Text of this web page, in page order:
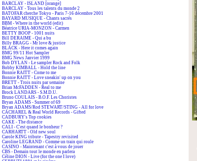
BARCLAY - ISLAND [orange]
BARCLAY - Tous les talents du monde 2
BATOFAR cherche Tokyo - Paris 7-16 décembre 2001
BAYARD MUSIQUE - Chants sacrés
BBM - Where in the world (edit)
Béatrice URIA-MONZON - Carmen
BETTY BOOP - 1001 nuits
Bill DERAIME - Qui a bu
Billy BRAGG - Mr love & justice
BLACK - Here it comes again
BMG 99/11 Hot Sampler
BMG News Janvier 1999
Bob DYLAN - Le sampler Rock and Folk
Bobby KIMBALL - Hold the line
Bonnie RAITT - Come to me
Bonnie RAITT - Love sneakin' up on you
BRETT - Trois nuits par semaine
Brian McFADDEN - Real to me
Brock LANDARS - S.M.D.U.
Bruno COULAIS - B.O.F. Les Choristes
Bryan ADAMS - Summer of 69
Bryan ADAMS/Rod STEWART/STING - All for love
CACHAREL & Real World Records - Gifted
CADBURY's Top cookies
CAKE - The distance
CALI - C'est quand le bonheur ?
CARHARTT - Old new soul
Carole KING tribute - Tapestry revisited
Caroline LEGRAND - Comme un train qui roule
CASINO - Maintenant c'est à vous de jouer
CBS - Demain tout le monde en parlera
Céline DION - Live (for the one I love)